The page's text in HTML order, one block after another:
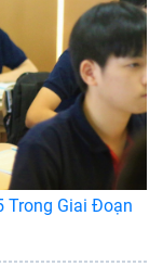
Trong Giai Đoạn